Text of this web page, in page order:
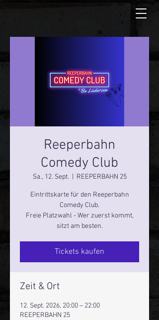
Reeperbahn
Comedy Club
Sa., 12. Sept. REEPERBAHN 25
Eintrittskarte für den Reeperbahn
Comedy Club.
Freie Platzwahl - Wer zuerst kommt,
sitzt am besten.
Tickets kaufen
Zeit & Ort
12. Sept. 2026, 20:00 – 22:00
REEPERBAHN 25